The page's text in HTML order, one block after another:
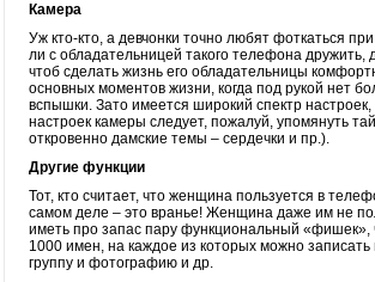
Камера
Уж кто-кто, а девчонки точно любят фоткаться
ли с обладательницей такого телефона
чтоб сделать жизнь его обладательницы
основных моментов жизни, когда под рукой нет
вспышки. Зато имеется широкий спектр
настроек камеры следует, пожалуй, упомянуть
откровенно дамские темы – сердечки и пр.).
Другие функции
Тот, кто считает, что женщина пользуется в
самом деле – это вранье! Женщина даже им не
иметь про запас пару функциональный «фишек»,
1000 имен, на каждое из которых можно
группу и фотографию и др.